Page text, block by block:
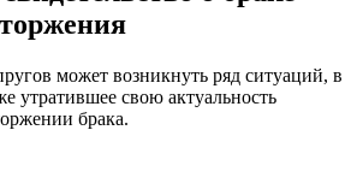
может возникнуть ряд ситуаций, в
утратившее свою актуальность
брака.